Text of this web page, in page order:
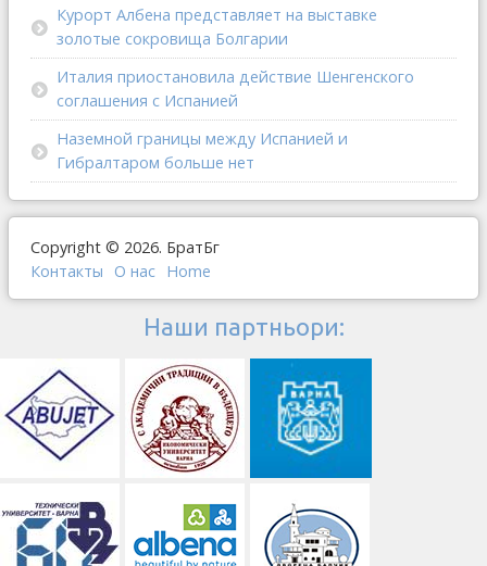
Курорт Албена представляет на выставке
золотые сокровища Болгарии
Италия приостановила действие Шенгенского
соглашения с Испанией
Наземной границы между Испанией и
Гибралтаром больше нет
Copyright © 2026. БратБг
Контакты
О наc Home
Наши партньори: